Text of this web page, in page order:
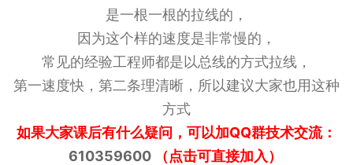
是一根一根的拉线的，
因为这个样的速度是非常慢的，
常见的经验工程师都是以总线的方式拉线，
第一速度快，第二条理清晰，所以建议大家也用这种
方式
如果大家课后有什么疑问，可以加QQ群技术交流：
610359600
（点击可直接加入）